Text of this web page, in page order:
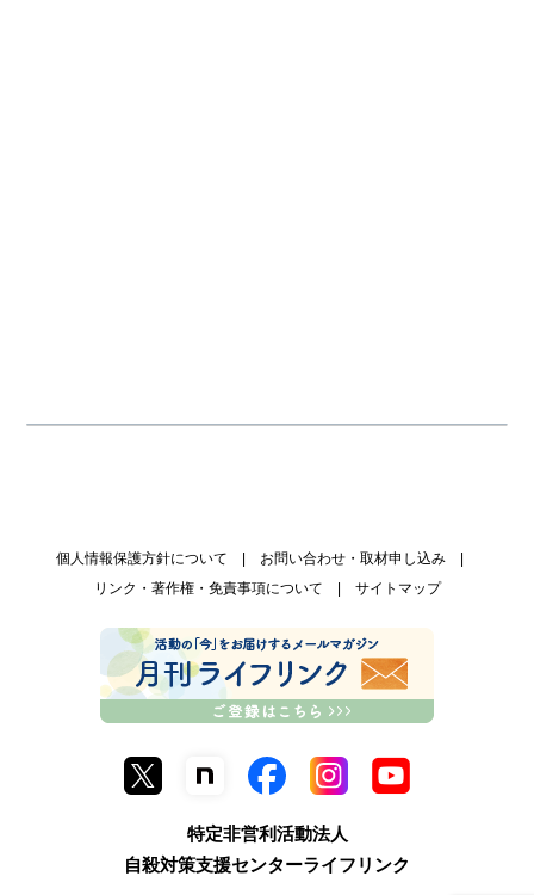
個人情報保護方針について
お問い合わせ・取材申し込み
リンク・著作権・免責事項について
サイトマップ
特定非営利活動法人
自殺対策支援センターライフリンク